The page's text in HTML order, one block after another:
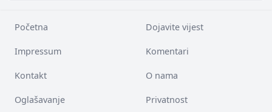
Početna Dojavite vijest
Impressum Komentari
Kontakt O nama
Oglašavanje Privatnost